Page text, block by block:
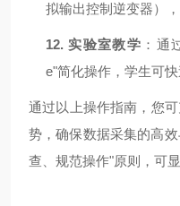
拟输出控制逆变器）
12.实验室教学 ：通
e"简化操作，学生可快
通过以上操作指南，您
势，确保数据采集的高
查、规范操作"原则，可